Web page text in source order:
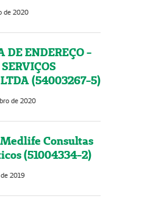
de 2020
DE ENDEREÇO -
(54003267-5)
de 2020
Consultas
(51004334-2)
2019